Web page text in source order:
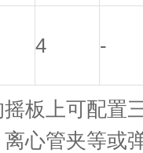
4 -
板上可配置
心管夹等或